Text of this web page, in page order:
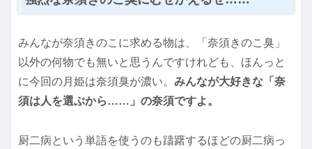
みんなが奈須きのこに求める物は、「奈須きのこ臭」
以外の何物でも無いと思うんですけれども、ほんっと
に今回の月姫は奈須臭が濃い。 みんなが大好きな「奈
須は人を選ぶから……」の奈須ですよ。
厨二病という単語を使うのも躊躇するほどの厨二病っ